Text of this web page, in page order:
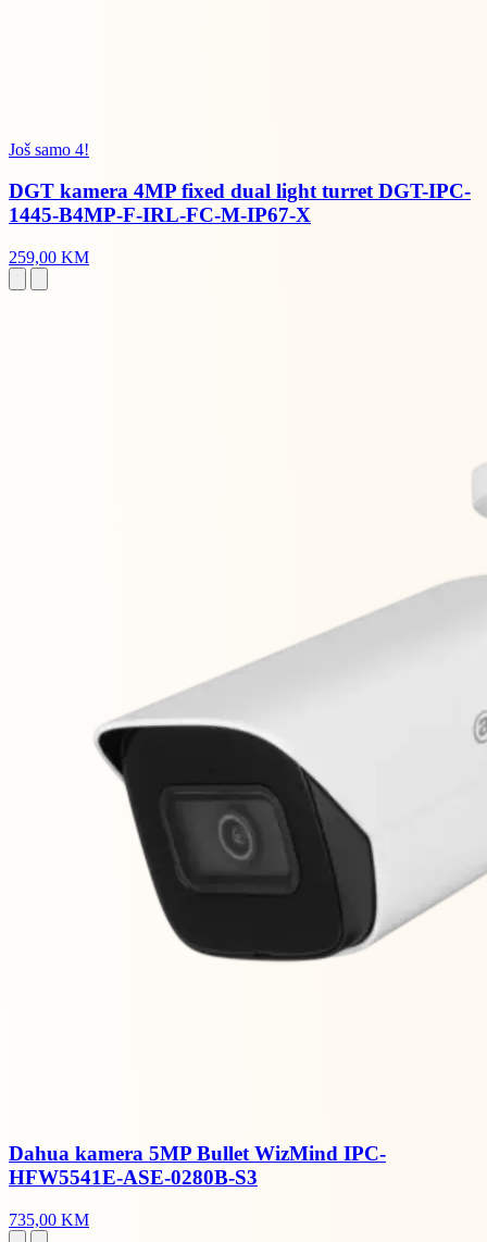
Još samo 4!
DGT kamera 4MP fixed dual light turret DGT-IPC-
1445-B4MP-F-IRL-FC-M-IP67-X
259,00 KM
Dahua kamera 5MP Bullet WizMind IPC-
HFW5541E-ASE-0280B-S3
735,00 KM